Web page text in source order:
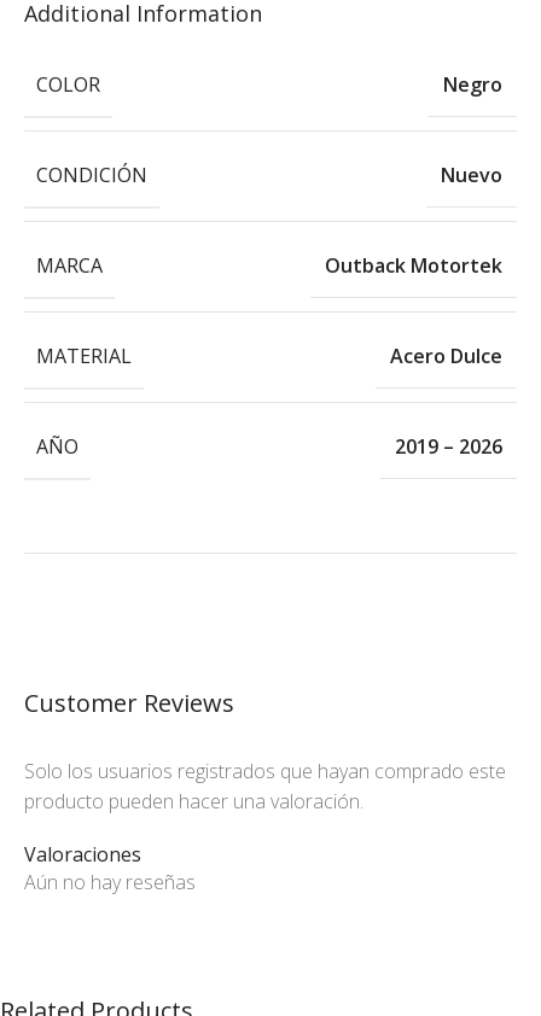
Additional Information
COLOR Negro
CONDICIÓN Nuevo
MARCA Outback Motortek
MATERIAL Acero Dulce
AÑO 2019 – 2026
Customer Reviews
Valoraciones
Aún no hay reseñas
Solo los usuarios registrados que hayan comprado este
producto pueden hacer una valoración.